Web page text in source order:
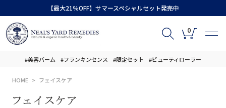
【最大21％OFF】サマースペシャルセット発売中
0
#美容バーム #フランキンセンス #限定セット #ビューティローラー
HOME フェイスケア
フェイスケア